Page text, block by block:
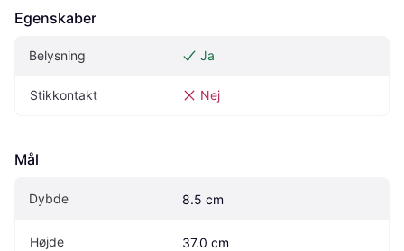
Egenskaber
Belysning Ja
Stikkontakt Nej
Mål
Dybde 8.5 cm
Højde 37.0 cm